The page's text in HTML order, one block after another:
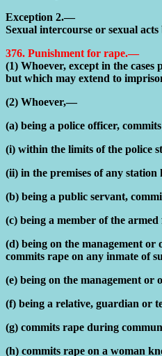
Exception 2.—
Sexual intercourse or sexual
376. Punishment for rape.—
(1) Whoever, except in the
but which may extend to
(2) Whoever,—
(a) being a police officer,
(i) within the limits of the police
(ii) in the premises of any station
(b) being a public servant,
(c) being a member of the
(d) being on the management or
commits rape on any inmate of
(e) being on the management
(f) being a relative, guardian or
(g) commits rape during
(h) commits rape on a woman